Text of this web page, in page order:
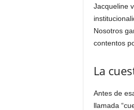
Jacqueline
Nosotros
contentos
La
Antes de
llamada